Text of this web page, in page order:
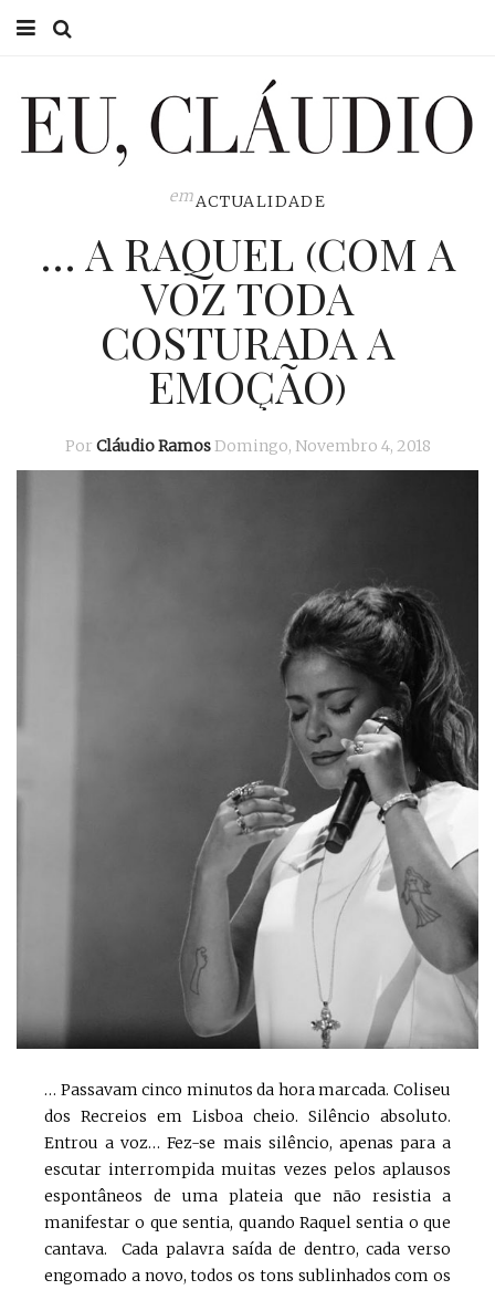
EU CLÁUDIO
EU NA TV
ACTUALIDADE
emACTUALIDADE
… A RAQUEL (COM A
VOZ TODA
COSTURADA A
EMOÇÃO)
Por Cláudio RamosDomingo, Novembro 4, 2018
… Passavam cinco minutos da hora marcada. Coliseu
dos Recreios em Lisboa cheio. Silêncio absoluto.
Entrou a voz… Fez-se mais silêncio, apenas para a
escutar interrompida muitas vezes pelos aplausos
espontâneos de uma plateia que não resistia a
manifestar o que sentia, quando Raquel sentia o que
cantava. Cada palavra saída de dentro, cada verso
engomado a novo, todos os tons sublinhados com os